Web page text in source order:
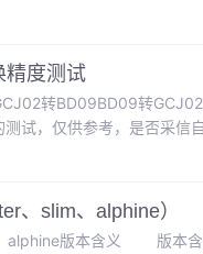
精度测试
转BD09BD09转
，仅供参考，是否采信
数值存在不同，所以误差
、slim、alphine）
alphine版本含义 版本含